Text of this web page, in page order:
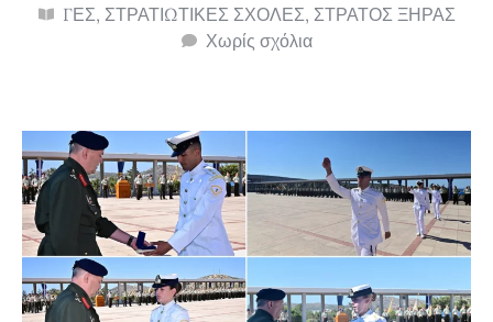
ΓΕΣ, ΣΤΡΑΤΙΩΤΙΚΕΣ ΣΧΟΛΕΣ, ΣΤΡΑΤΟΣ ΞΗΡΑΣ
Χωρίς σχόλια